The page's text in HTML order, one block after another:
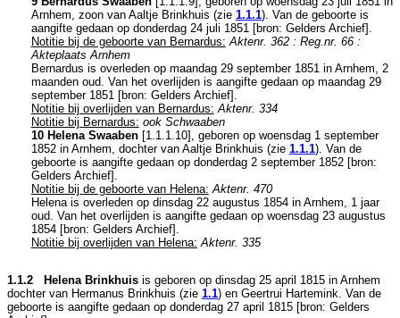
Arnhem, zoon van Aaltje Brinkhuis (zie 1.1.1). Van de geboorte is
aangifte gedaan op donderdag 24 juli 1851 [bron: Gelders Archief].
Notitie bij de geboorte van Bernardus: Aktenr. 362 : Reg.nr. 66 :
Akteplaats Arnhem
Bernardus is overleden op maandag 29 september 1851 in Arnhem, 2
maanden oud. Van het overlijden is aangifte gedaan op maandag 29
september 1851 [bron: Gelders Archief].
Notitie bij overlijden van Bernardus: Aktenr. 334
Notitie bij Bernardus: ook Schwaaben
10 Helena Swaaben[1.1.1.10], geboren op woensdag 1 september
1852 in Arnhem, dochter van Aaltje Brinkhuis (zie 1.1.1). Van de
geboorte is aangifte gedaan op donderdag 2 september 1852 [bron:
Gelders Archief].
Notitie bij de geboorte van Helena: Aktenr. 470
Helena is overleden op dinsdag 22 augustus 1854 in Arnhem, 1 jaar
oud. Van het overlijden is aangifte gedaan op woensdag 23 augustus
1854 [bron: Gelders Archief].
Notitie bij overlijden van Helena: Aktenr. 335
1.1.2 Helena Brinkhuis is geboren op dinsdag 25 april 1815 in Arnhem
dochter van Hermanus Brinkhuis (zie 1.1) en Geertrui Hartemink. Van de
geboorte is aangifte gedaan op donderdag 27 april 1815 [bron: Gelders